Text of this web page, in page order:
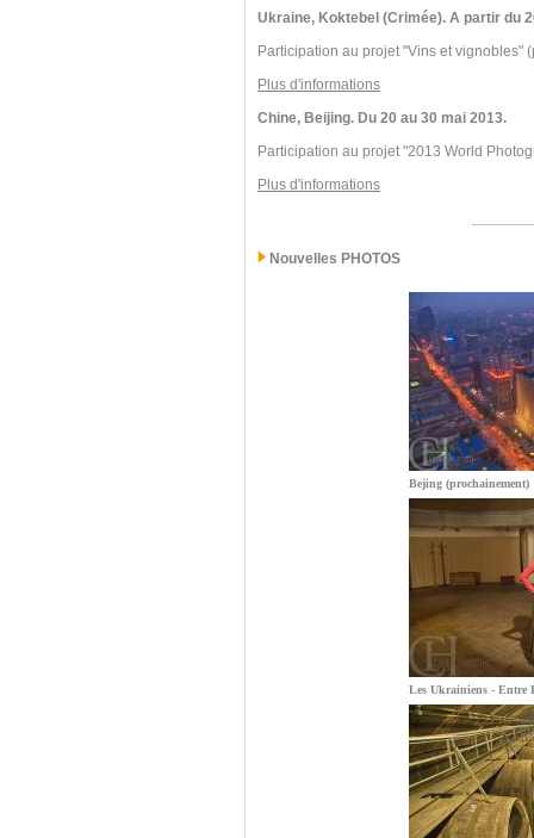
Ukraine, Koktebel (Crimée). A partir du
Participation au projet "Vins et vignobles"
Plus d'informations
Chine, Beijing. Du 20 au 30 mai 2013.
Participation au projet "2013 World
Plus d'informations
Nouvelles PHOTOS
Bejing (prochainement)
Les Ukrainiens - Entre